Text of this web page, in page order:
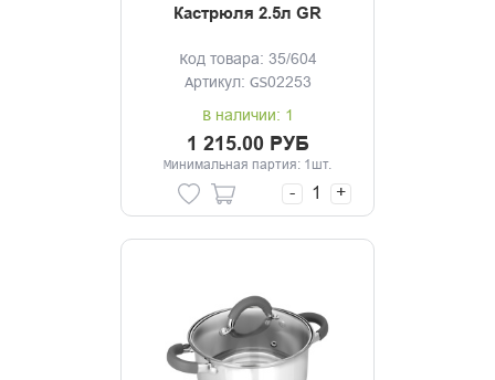
Кастрюля 2.5л GR
Код товара: 35/604
Артикул: GS02253
В наличии: 1
1 215.00 РУБ
Минимальная партия: 1шт.
- +